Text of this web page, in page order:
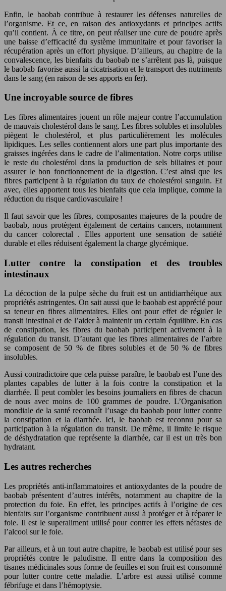
Enfin, le baobab contribue à restaurer les défenses naturelles de
l’organisme. Et ce, en raison des antioxydants et principes actifs
qu’il contient. À ce titre, on peut réaliser une cure de poudre après
une baisse d’efficacité du système immunitaire et pour favoriser la
récupération après un effort physique. D’ailleurs, au chapitre de la
convalescence, les bienfaits du baobab ne s’arrêtent pas là, puisque
le baobab favorise aussi la cicatrisation et le transport des nutriments
dans le sang (en raison de ses apports en fer).
Une incroyable source de fibres
Les fibres alimentaires jouent un rôle majeur contre l’accumulation
de mauvais cholestérol dans le sang. Les fibres solubles et insolubles
piègent le cholestérol, et plus particulièrement les molécules
lipidiques. Les selles contiennent alors une part plus importante des
graisses ingérées dans le cadre de l’alimentation. Notre corps utilise
le reste du cholestérol dans la production de sels biliaires et pour
assurer le bon fonctionnement de la digestion. C’est ainsi que les
fibres participent à la régulation du taux de cholestérol sanguin. Et
avec, elles apportent tous les bienfaits que cela implique, comme la
réduction du risque cardiovasculaire !
Il faut savoir que les fibres, composantes majeures de la poudre de
baobab, nous protègent également de certains cancers, notamment
du cancer colorectal . Elles apportent une sensation de satiété
durable et elles réduisent également la charge glycémique.
Lutter contre la constipation et des troubles
intestinaux
La décoction de la pulpe sèche du fruit est un antidiarrhéique aux
propriétés astringentes. On sait aussi que le baobab est apprécié pour
sa teneur en fibres alimentaires. Elles ont pour effet de réguler le
transit intestinal et de l’aider à maintenir un certain équilibre. En cas
de constipation, les fibres du baobab participent activement à la
régulation du transit. D’autant que les fibres alimentaires de l’arbre
se composent de 50 % de fibres solubles et de 50 % de fibres
insolubles.
Aussi contradictoire que cela puisse paraître, le baobab est l’une des
plantes capables de lutter à la fois contre la constipation et la
diarrhée. Il peut combler les besoins journaliers en fibres de chacun
de nous avec moins de 100 grammes de poudre. L’Organisation
mondiale de la santé reconnaît l’usage du baobab pour lutter contre
la constipation et la diarrhée. Ici, le baobab est reconnu pour sa
participation à la régulation du transit. De même, il limite le risque
de déshydratation que représente la diarrhée, car il est un très bon
hydratant.
Les autres recherches
Les propriétés anti-inflammatoires et antioxydantes de la poudre de
baobab présentent d’autres intérêts, notamment au chapitre de la
protection du foie. En effet, les principes actifs à l’origine de ces
bienfaits sur l’organisme contribuent aussi à protéger et à réparer le
foie. Il est le superaliment utilisé pour contrer les effets néfastes de
l’alcool sur le foie.
Par ailleurs, et à un tout autre chapitre, le baobab est utilisé pour ses
propriétés contre le paludisme. Il entre dans la composition des
tisanes médicinales sous forme de feuilles et son fruit est consommé
pour lutter contre cette maladie. L’arbre est aussi utilisé comme
fébrifuge et dans l’hémoptysie.